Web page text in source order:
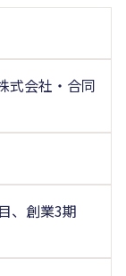
式会社・合同
、創業3期